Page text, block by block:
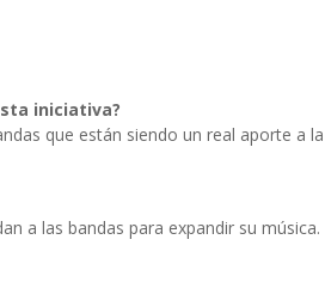
iniciativa?
que están siendo un real aporte a la
a las bandas para expandir su música.